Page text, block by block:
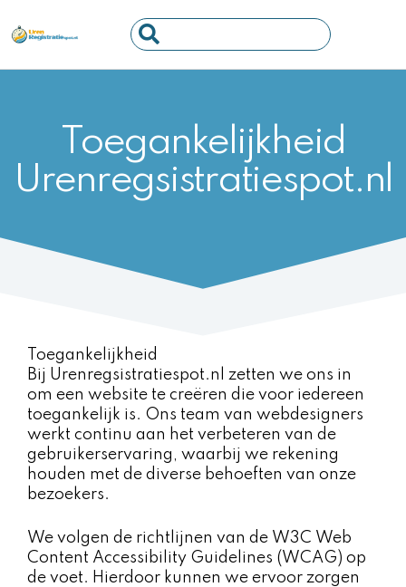
naar
inhoud
Search
...
Toegankelijkheid
Urenregsistratiespot.nl
Toegankelijkheid
Bij Urenregsistratiespot.nl zetten we ons in
om een website te creëren die voor iedereen
toegankelijk is. Ons team van webdesigners
werkt continu aan het verbeteren van de
gebruikerservaring, waarbij we rekening
houden met de diverse behoeften van onze
bezoekers.
We volgen de richtlijnen van de W3C Web
Content Accessibility Guidelines (WCAG) op
de voet. Hierdoor kunnen we ervoor zorgen